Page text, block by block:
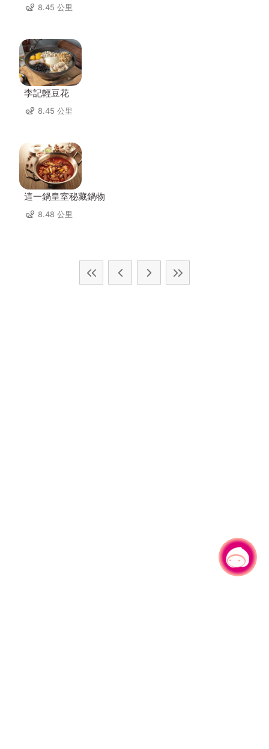
8.45 公里
李記輕豆花
8.45 公里
這一鍋皇室秘藏鍋物
8.48 公里